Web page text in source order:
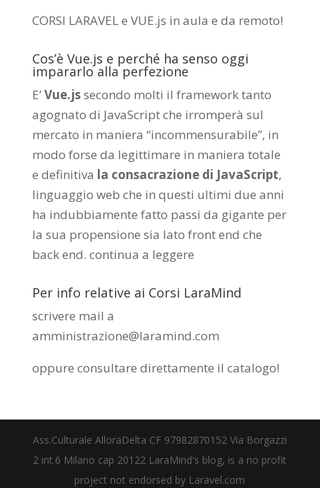
CORSI LARAVEL e VUE.js in aula e da remoto!
Cos’è Vue.js e perché ha senso oggi
impararlo alla perfezione
E’Vue.jssecondo molti il framework tanto
agognato di JavaScript che irromperà sul
mercato in maniera “incommensurabile”, in
modo forse da legittimare in maniera totale
e definitiva la consacrazione di JavaScript,
linguaggio web che in questi ultimi due anni
ha indubbiamente fatto passi da gigante per
la sua propensione sia lato front end che
back end. continua a leggere
Per info relative ai Corsi LaraMind
scrivere mail a
amministrazione@laramind.com
oppure consultare direttamente il catalogo!
Ass.Culturale AlloraDelta CF 97982870152 Via Borgazzi
2 int.6 Milano cap 20122 LaraMind's blog, is a no profit
project not endorsed by Laravel.com